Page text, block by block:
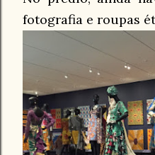
fotografia e roupas